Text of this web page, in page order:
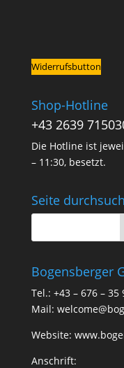
Widerrufsbutton
Shop-Hotline
+43 2639
Die Hotline ist
– 11:30, besetzt.
Seite
Bogensberger
Tel.: +43 – 676 – 35
Mail:
Website:
Anschrift: